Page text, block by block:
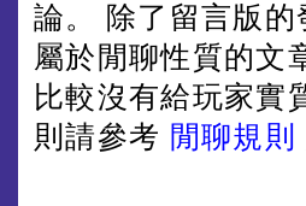
論。 除了留言版
屬於閒聊性質的文
比較沒有給玩家實
則請參考 閒聊規則